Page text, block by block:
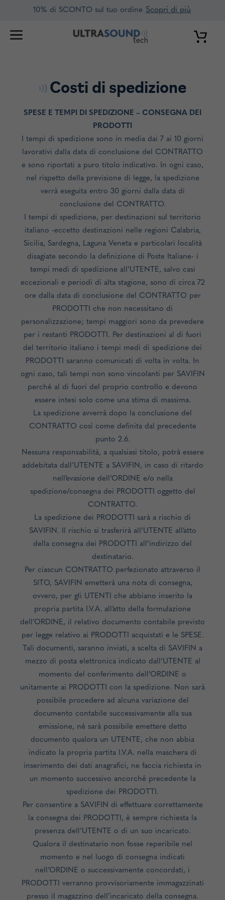
contenuto
10% di SCONTO sul tuo ordine Scopri di più
Costi di spedizione
SPESE E TEMPI DI SPEDIZIONE – CONSEGNA DEI
PRODOTTI
I tempi di spedizione sono in media dai 7 ai 10 giorni
lavorativi dalla data di conclusione del CONTRATTO
e sono riportati a puro titolo indicativo. In ogni caso,
nel rispetto della previsione di legge, la spedizione
verrà eseguita entro 30 giorni dalla data di
conclusione del CONTRATTO.
I tempi di spedizione, per destinazioni sul territorio
italiano -eccetto destinazioni nelle regioni Calabria,
Sicilia, Sardegna, Laguna Veneta e particolari località
disagiate secondo la definizione di Poste Italiane- i
tempi medi di spedizione all’UTENTE, salvo casi
eccezionali e periodi di alta stagione, sono di circa 72
ore dalla data di conclusione del CONTRATTO per
PRODOTTI che non necessitano di
personalizzazione; tempi maggiori sono da prevedere
per i restanti PRODOTTI. Per destinazioni al di fuori
del territorio italiano i tempi medi di spedizione dei
PRODOTTI saranno comunicati di volta in volta. In
ogni caso, tali tempi non sono vincolanti per SAVIFIN
perché al di fuori del proprio controllo e devono
essere intesi solo come una stima di massima.
La spedizione avverrà dopo la conclusione del
CONTRATTO così come definita dal precedente
punto 2.6.
Nessuna responsabilità, a qualsiasi titolo, potrà essere
addebitata dall’UTENTE a SAVIFIN, in caso di ritardo
nell’evasione dell’ORDINE e/o nella
spedizione/consegna dei PRODOTTI oggetto del
CONTRATTO.
La spedizione dei PRODOTTI sarà a rischio di
SAVIFIN. Il rischio si trasferirà all’UTENTE all’atto
della consegna dei PRODOTTI all’indirizzo del
destinatario.
Per ciascun CONTRATTO perfezionato attraverso il
SITO, SAVIFIN emetterà una nota di consegna,
ovvero, per gli UTENTI che abbiano inserito la
propria partita I.V.A. all’atto della formulazione
dell’ORDINE, il relativo documento contabile previsto
per legge relativo ai PRODOTTI acquistati e le SPESE.
Tali documenti, saranno inviati, a scelta di SAVIFIN a
mezzo di posta elettronica indicato dall’UTENTE al
momento del conferimento dell’ORDINE o
unitamente ai PRODOTTI con la spedizione. Non sarà
possibile procedere ad alcuna variazione del
documento contabile successivamente alla sua
emissione, né sarà possibile emettere detto
documento qualora un UTENTE, che non abbia
indicato la propria partita I.V.A. nella maschera di
inserimento dei dati anagrafici, ne faccia richiesta in
un momento successivo ancorché precedente la
spedizione dei PRODOTTI.
Per consentire a SAVIFIN di effettuare correttamente
la consegna dei PRODOTTI, è sempre richiesta la
presenza dell’UTENTE o di un suo incaricato.
Qualora il destinatario non fosse reperibile nel
momento e nel luogo di consegna indicati
nell’ORDINE o successivamente concordati, i
PRODOTTI verranno provvisoriamente immagazzinati
presso il magazzino dell’incaricato della consegna.